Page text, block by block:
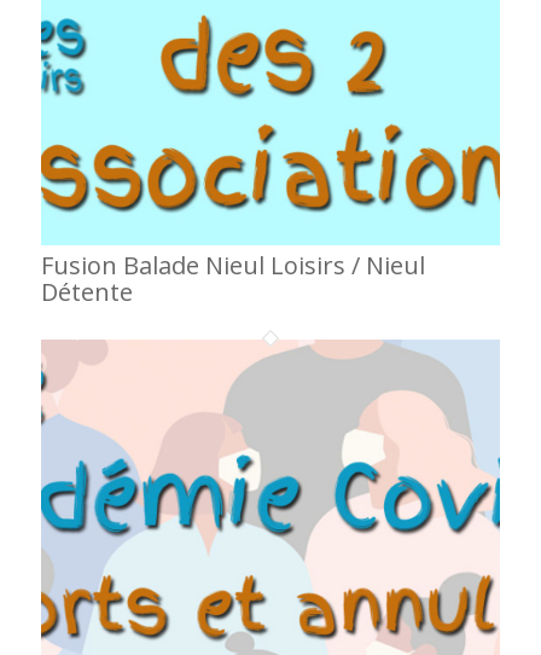
Fusion Balade Nieul Loisirs / Nieul
Détente